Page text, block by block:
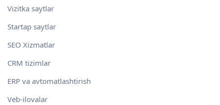
Vizitka saytlar
Startap saytlar
SEO Xizmatlar
CRM tizimlar
ERP va avtomatlashtirish
Veb-ilovalar